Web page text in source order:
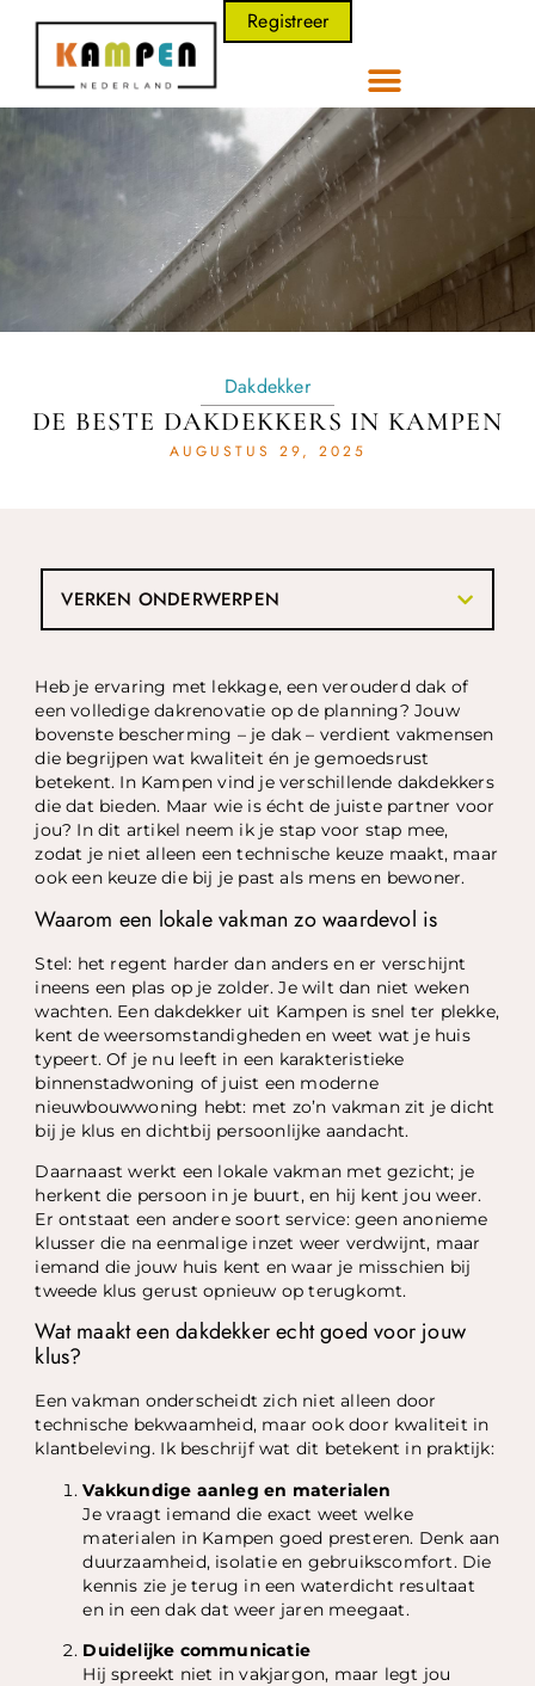
Registreer
Dakdekker
DE BESTE DAKDEKKERS IN KAMPEN
AUGUSTUS 29, 2025
Heb je ervaring met lekkage, een verouderd dak of
een volledige dakrenovatie op de planning? Jouw
bovenste bescherming – je dak – verdient vakmensen
die begrijpen wat kwaliteit én je gemoedsrust
betekent. In Kampen vind je verschillende dakdekkers
die dat bieden. Maar wie is écht de juiste partner voor
jou? In dit artikel neem ik je stap voor stap mee,
zodat je niet alleen een technische keuze maakt, maar
ook een keuze die bij je past als mens en bewoner.
Waarom een lokale vakman zo waardevol is
Stel: het regent harder dan anders en er verschijnt
ineens een plas op je zolder. Je wilt dan niet weken
wachten. Een dakdekker uit Kampen is snel ter plekke,
kent de weersomstandigheden en weet wat je huis
typeert. Of je nu leeft in een karakteristieke
binnenstadwoning of juist een moderne
nieuwbouwwoning hebt: met zo’n vakman zit je dicht
bij je klus en dichtbij persoonlijke aandacht.
Daarnaast werkt een lokale vakman met gezicht; je
herkent die persoon in je buurt, en hij kent jou weer.
Er ontstaat een andere soort service: geen anonieme
klusser die na eenmalige inzet weer verdwijnt, maar
iemand die jouw huis kent en waar je misschien bij
tweede klus gerust opnieuw op terugkomt.
Wat maakt een dakdekker echt goed voor jouw
klus?
Een vakman onderscheidt zich niet alleen door
technische bekwaamheid, maar ook door kwaliteit in
klantbeleving. Ik beschrijf wat dit betekent in praktijk:
Vakkundige aanleg en materialen
Je vraagt iemand die exact weet welke
materialen in Kampen goed presteren. Denk aan
duurzaamheid, isolatie en gebruikscomfort. Die
kennis zie je terug in een waterdicht resultaat
en in een dak dat weer jaren meegaat.
Duidelijke communicatie
Hij spreekt niet in vakjargon, maar legt jou
VERKEN ONDERWERPEN